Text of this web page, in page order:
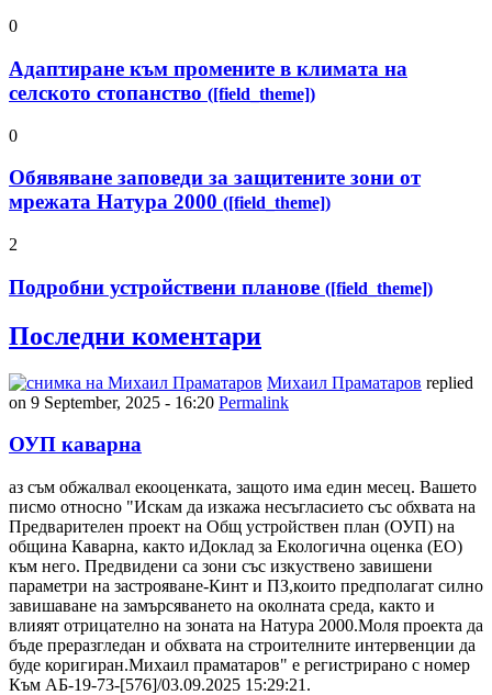
0
Адаптиране към промените в климата на
селското стопанство ([field_theme])
0
Обявяване заповеди за защитените зони от
мрежата Натура 2000 ([field_theme])
2
Подробни устройствени планове ([field_theme])
Последни коментари
Михаил Праматаров replied
on 9 September, 2025 - 16:20 Permalink
ОУП каварна
аз съм обжалвал екооценката, защото има един месец. Вашето
писмо относно "Искам да изкажа несъгласието със обхвата на
Предварителен проект на Общ устройствен план (ОУП) на
община Каварна, както иДоклад за Екологична оценка (ЕО)
към него. Предвидени са зони със изкуствено завишени
параметри на застрояване-Кинт и ПЗ,които предполагат силно
завишаване на замърсяването на околната среда, както и
влияят отрицателно на зоната на Натура 2000.Моля проекта да
бъде преразгледан и обхвата на строителните интервенции да
буде коригиран.Михаил праматаров" е регистрирано с номер
Към АБ-19-73-[576]/03.09.2025 15:29:21.